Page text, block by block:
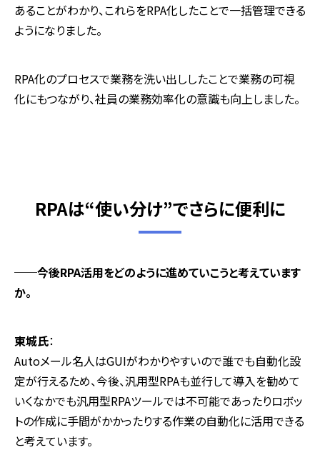
あることがわかり、これらをRPA化したことで一括管理できる
ようになりました。
RPA化のプロセスで業務を洗い出ししたことで業務の可視
化にもつながり、社員の業務効率化の意識も向上しました。
RPAは“使い分け”でさらに便利に
──今後RPA活用をどのように進めていこうと考えています
か。
東城氏：
Autoメール名人はGUIがわかりやすいので誰でも自動化設
定が行えるため、今後、汎用型RPAも並行して導入を勧めて
いくなかでも汎用型RPAツールでは不可能であったりロボッ
トの作成に手間がかかったりする作業の自動化に活用できる
と考えています。